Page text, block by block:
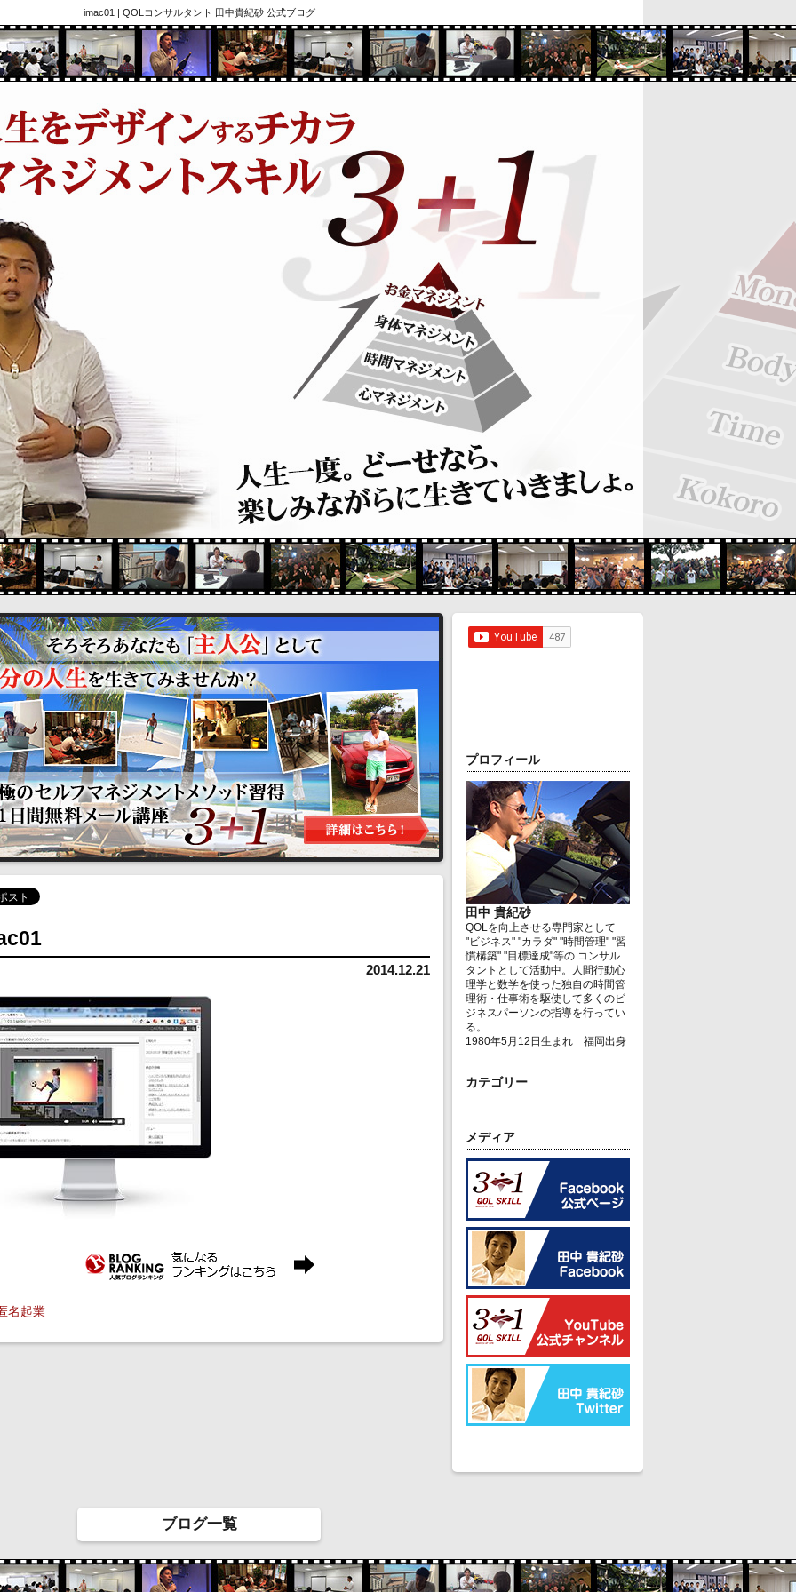
imac01 | QOLコンサルタント 田中貴紀砂 公式ブログ
2014.12.21
名起業
プロフィール
田中 貴紀砂
QOLを向上させる専門家として
"ビジネス" "カラダ" "時間管理" "習
慣構築" "目標達成"等の コンサル
タントとして活動中。人間行動心
理学と数学を使った独自の時間管
理術・仕事術を駆使して多くのビ
ジネスパーソンの指導を行ってい
る。
1980年5月12日生まれ 福岡出身
カテゴリー
メディア
ブログ一覧